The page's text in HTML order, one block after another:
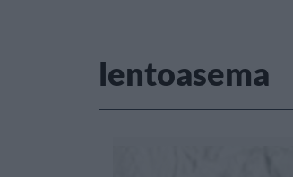
lentoasema